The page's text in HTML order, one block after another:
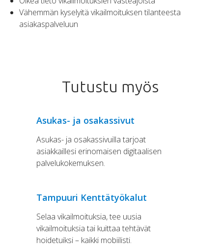
Vähemmän kyselyitä vikailmoituksen tilanteesta
asiakaspalveluun
Tutustu myös
Asukas- ja osakassivut
Asukas- ja osakassivuilla tarjoat
asiakkaillesi erinomaisen digitaalisen
palvelukokemuksen.
Tampuuri Kenttätyökalut
Selaa vikailmoituksia, tee uusia
vikailmoituksia tai kuittaa tehtävät
hoidetuiksi – kaikki mobiilisti.